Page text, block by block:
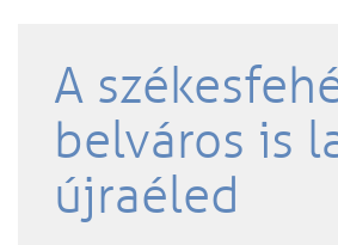
A
belváros is
újraéled